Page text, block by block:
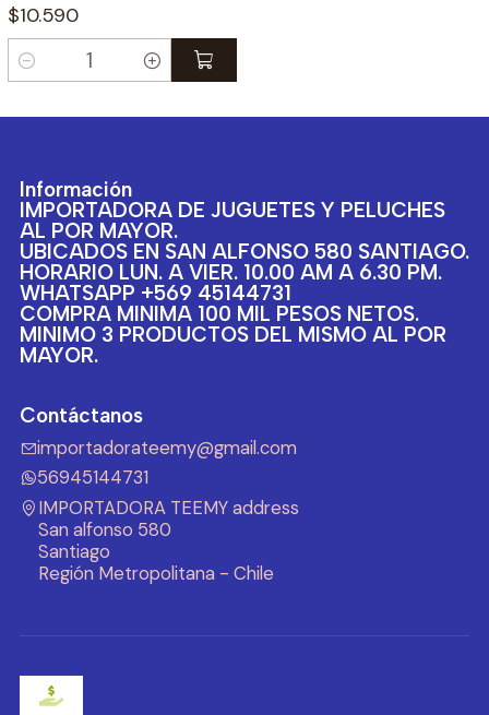
$10.590
Cantidad
Información
IMPORTADORA DE JUGUETES Y PELUCHES
AL POR MAYOR.
UBICADOS EN SAN ALFONSO 580 SANTIAGO.
HORARIO LUN. A VIER. 10.00 AM A 6.30 PM.
WHATSAPP +569 45144731
COMPRA MINIMA 100 MIL PESOS NETOS.
MINIMO 3 PRODUCTOS DEL MISMO AL POR
MAYOR.
Contáctanos
importadorateemy@gmail.com
56945144731
IMPORTADORA TEEMY address
San alfonso 580
Santiago
Región Metropolitana - Chile